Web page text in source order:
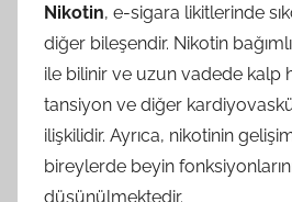
Nikotin, e-sigara likitlerinde
diğer bileşendir. Nikotin
ile bilinir ve uzun vadede kalp
tansiyon ve diğer
ilişkilidir. Ayrıca, nikotinin
bireylerde beyin
düşünülmektedir.